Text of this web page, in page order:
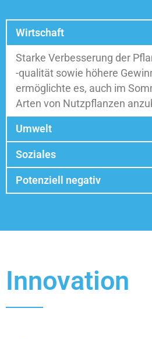
Wirtschaft
Starke Verbesserung der
-qualität sowie höhere
ermöglichte es, auch im
Arten von Nutzpflanzen
Umwelt
Soziales
Potenziell negativ
Innovation